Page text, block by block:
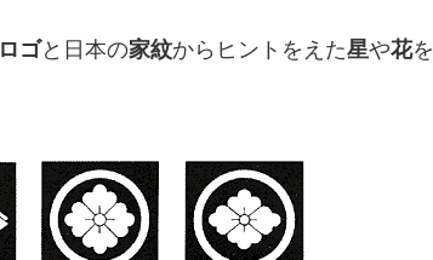
ロゴと日本の家紋からヒントをえた星や花を